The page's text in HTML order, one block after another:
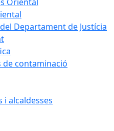
Departament de Justícia
de contaminació
i alcaldesses